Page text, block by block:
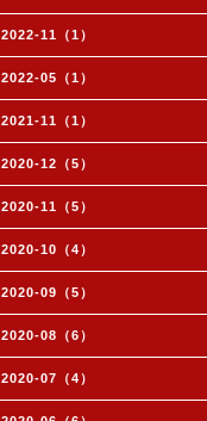
2022-11（1）
2022-05（1）
2021-11（1）
2020-12（5）
2020-11（5）
2020-10（4）
2020-09（5）
2020-08（6）
2020-07（4）